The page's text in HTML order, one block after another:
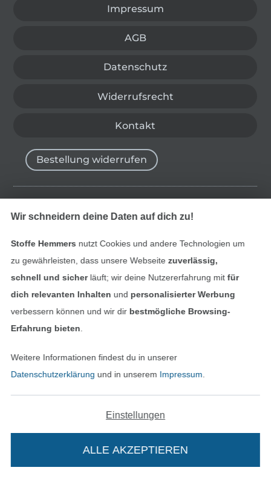
Impressum
AGB
Datenschutz
Widerrufsrecht
Kontakt
Alle Preise inkl. der gesetzl. MwSt.
Die durchgestrichenen Preise entsprechen dem
bisherigen Preis bei Stoffe Hemmers.
Bestellung widerrufen
Finde mehr Inspiration
Deutsch
Nederlands
In den niederländischen
Français
In den
Wir schneidern deine Daten auf dich zu!
Stoffe Hemmers nutzt Cookies und andere Technologien um
zu gewährleisten, dass unsere Webseite zuverlässig,
schnell und sicherläuft; wir deine Nutzererfahrung mitfür
dich relevanten Inhalten und personalisierter Werbung
verbessern können und wir dir bestmögliche Browsing-
Erfahrung bieten
Weitere Informationen findest du in unserer
Datenschutzerklärung und in unserem Impressum
Einstellungen
ALLE AKZEPTIEREN